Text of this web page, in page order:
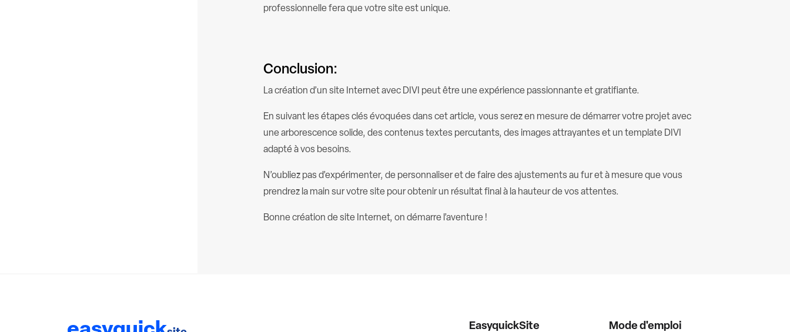
professionnelle fera que votre site est unique.
Conclusion:
La création d’un site Internet avec DIVI peut être une expérience passionnante et gratifiante.
En suivant les étapes clés évoquées dans cet article, vous serez en mesure de démarrer votre projet avec
une arborescence solide, des contenus textes percutants, des images attrayantes et un template DIVI
adapté à vos besoins.
N’oubliez pas d’expérimenter, de personnaliser et de faire des ajustements au fur et à mesure que vous
prendrez la main sur votre site pour obtenir un résultat final à la hauteur de vos attentes.
Bonne création de site Internet, on démarre l’aventure !
EasyquickSite Mode d'emploi